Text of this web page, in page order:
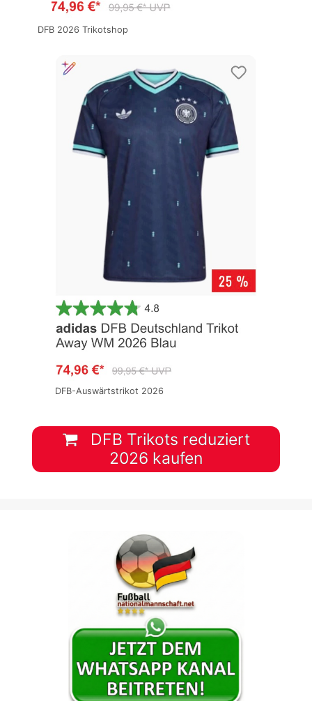
DFB 2026 Trikotshop
DFB-Auswärtstrikot 2026
DFB Trikots reduziert
2026 kaufen